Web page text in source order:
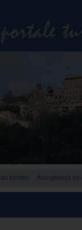
turistici Accoglienza ed